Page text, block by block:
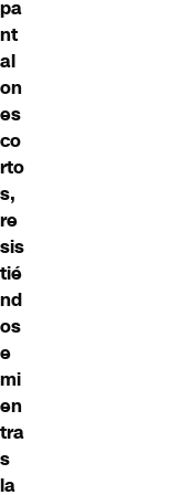
pa
nt
al
on
es
co
rto
s,
re
sis
tié
nd
os
e
mi
en
tra
s
la